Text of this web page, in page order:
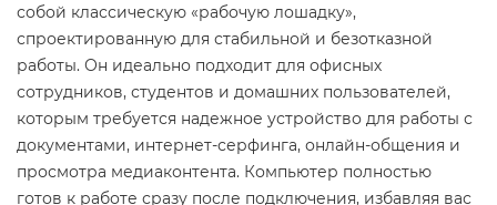
собой классическую «рабочую лошадку»,
спроектированную для стабильной и безотказной
работы. Он идеально подходит для офисных
сотрудников, студентов и домашних пользователей,
которым требуется надежное устройство для работы с
документами, интернет-серфинга, онлайн-общения и
просмотра медиаконтента. Компьютер полностью
готов к работе сразу после подключения, избавляя вас